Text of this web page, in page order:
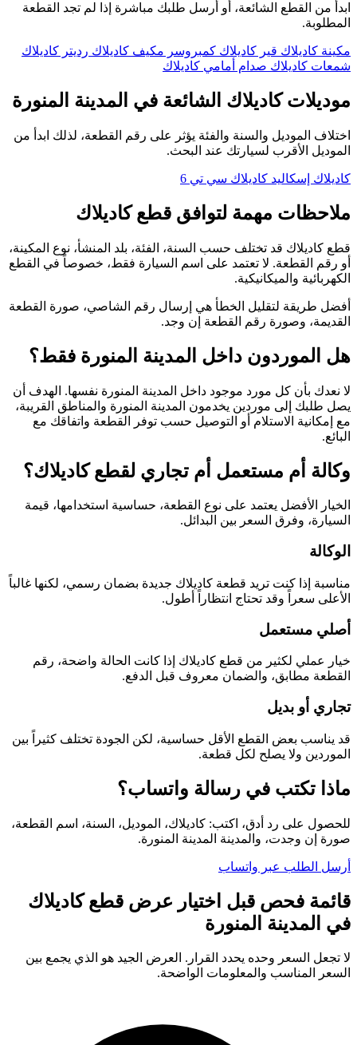
ابدأ من القطع الشائعة، أو أرسل طلبك مباشرة إذا لم تجد القطعة
المطلوبة.
مكينة كاديلاك قير كاديلاك كمبروسر مكيف كاديلاك رديتر كاديلاك
شمعات كاديلاك صدام أمامي كاديلاك
موديلات كاديلاك الشائعة في المدينة المنورة
اختلاف الموديل والسنة والفئة يؤثر على رقم القطعة، لذلك ابدأ من
الموديل الأقرب لسيارتك عند البحث.
كاديلاك إسكاليد كاديلاك سي تي 6
ملاحظات مهمة لتوافق قطع كاديلاك
قطع كاديلاك قد تختلف حسب السنة، الفئة، بلد المنشأ، نوع المكينة،
أو رقم القطعة. لا تعتمد على اسم السيارة فقط، خصوصاً في القطع
الكهربائية والميكانيكية.
أفضل طريقة لتقليل الخطأ هي إرسال رقم الشاصي، صورة القطعة
القديمة، وصورة رقم القطعة إن وجد.
هل الموردون داخل المدينة المنورة فقط؟
لا نعدك بأن كل مورد موجود داخل المدينة المنورة نفسها. الهدف أن
يصل طلبك إلى موردين يخدمون المدينة المنورة والمناطق القريبة،
مع إمكانية الاستلام أو التوصيل حسب توفر القطعة واتفاقك مع
البائع.
وكالة أم مستعمل أم تجاري لقطع كاديلاك؟
الخيار الأفضل يعتمد على نوع القطعة، حساسية استخدامها، قيمة
السيارة، وفرق السعر بين البدائل.
الوكالة
مناسبة إذا كنت تريد قطعة كاديلاك جديدة بضمان رسمي، لكنها غالباً
الأعلى سعراً وقد تحتاج انتظاراً أطول.
أصلي مستعمل
خيار عملي لكثير من قطع كاديلاك إذا كانت الحالة واضحة، رقم
القطعة مطابق، والضمان معروف قبل الدفع.
تجاري أو بديل
قد يناسب بعض القطع الأقل حساسية، لكن الجودة تختلف كثيراً بين
الموردين ولا يصلح لكل قطعة.
ماذا تكتب في رسالة واتساب؟
للحصول على رد أدق، اكتب: كاديلاك، الموديل، السنة، اسم القطعة،
صورة إن وجدت، والمدينة المدينة المنورة.
أرسل الطلب عبر واتساب
قائمة فحص قبل اختيار عرض قطع كاديلاك
في المدينة المنورة
لا تجعل السعر وحده يحدد القرار. العرض الجيد هو الذي يجمع بين
السعر المناسب والمعلومات الواضحة.